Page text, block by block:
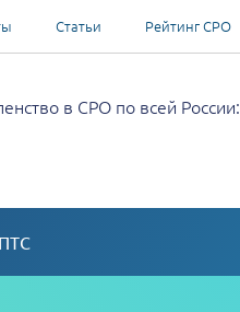
Статьи Рейтинг СРО
в СРО по всей России: